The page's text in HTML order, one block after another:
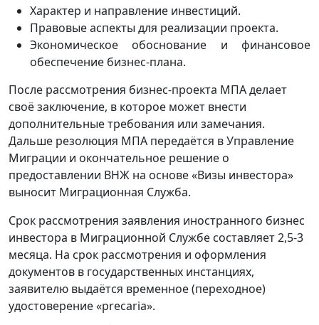
Характер и направление инвестиций.
Правовые аспекты для реализации проекта.
Экономическое обоснование и финансовое
обеспечение бизнес-плана.
После рассмотрения бизнес-проекта МПА делает
своё заключение, в которое может внести
дополнительные требования или замечания.
Дальше резолюция МПА передаётся в Управление
Миграции и окончательное решение о
предоставлении ВНЖ на основе «Визы инвестора»
выносит Миграционная Служба.
Срок рассмотрения заявления иностранного бизнес
инвестора в Миграционной Службе составляет 2,5-3
месяца. На срок рассмотрения и оформления
документов в государственных инстанциях,
заявителю выдаётся временное (переходное)
удостоверение «precaria».